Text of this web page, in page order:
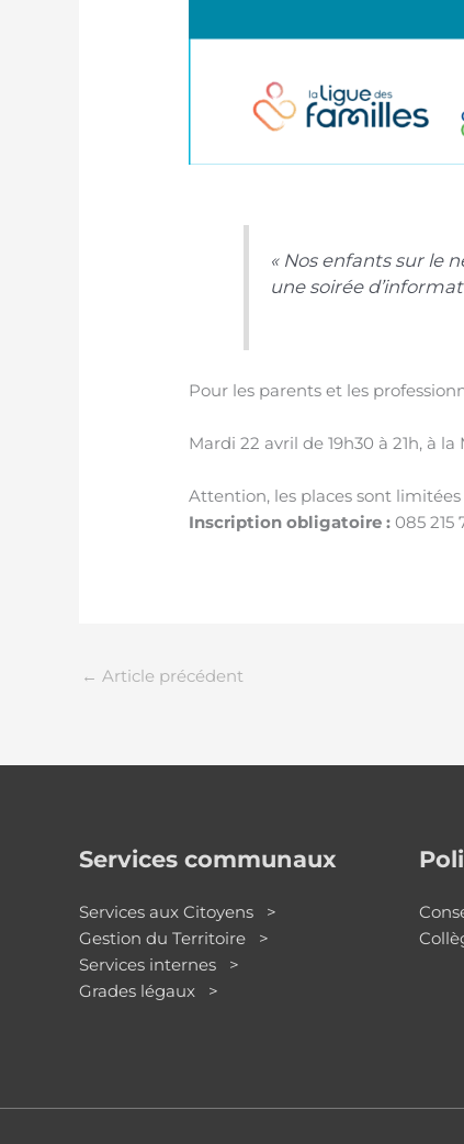
« Nos enfants sur le
une soirée
Pour les parents et les
Mardi 22 avril de 19h30 à 21h, à
Attention, les places sont limitées
Inscription obligatoire : 085 215
← Article précédent
Services communaux
Services aux Citoyens >
Gestion du Territoire >
Services internes >
Grades légaux >